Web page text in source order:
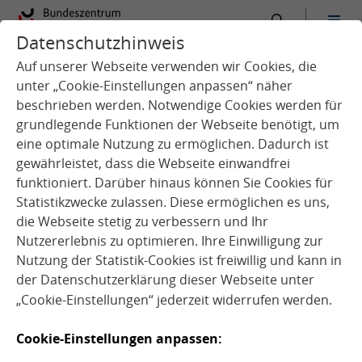
Datenschutzhinweis
Auf unserer Webseite verwenden wir Cookies, die
unter „Cookie-Einstellungen anpassen“ näher
beschrieben werden. Notwendige Cookies werden für
grundlegende Funktionen der Webseite benötigt, um
eine optimale Nutzung zu ermöglichen. Dadurch ist
gewährleistet, dass die Webseite einwandfrei
funktioniert. Darüber hinaus können Sie Cookies für
Statistikzwecke zulassen. Diese ermöglichen es uns,
die Webseite stetig zu verbessern und Ihr
Nutzererlebnis zu optimieren. Ihre Einwilligung zur
Nutzung der Statistik-Cookies ist freiwillig und kann in
der Datenschutzerklärung dieser Webseite unter
„Cookie-Einstellungen“ jederzeit widerrufen werden.
Cookie-Einstellungen anpassen:
Im Gespräch mit
Charlotte Kühnelt, Robert Koch-
Institut